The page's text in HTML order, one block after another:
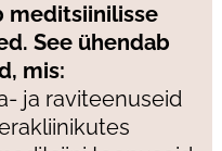
meditsiinilisse
See ühendab
mis:
ja raviteenuseid